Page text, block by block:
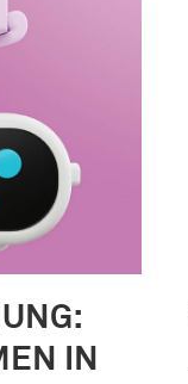
IN